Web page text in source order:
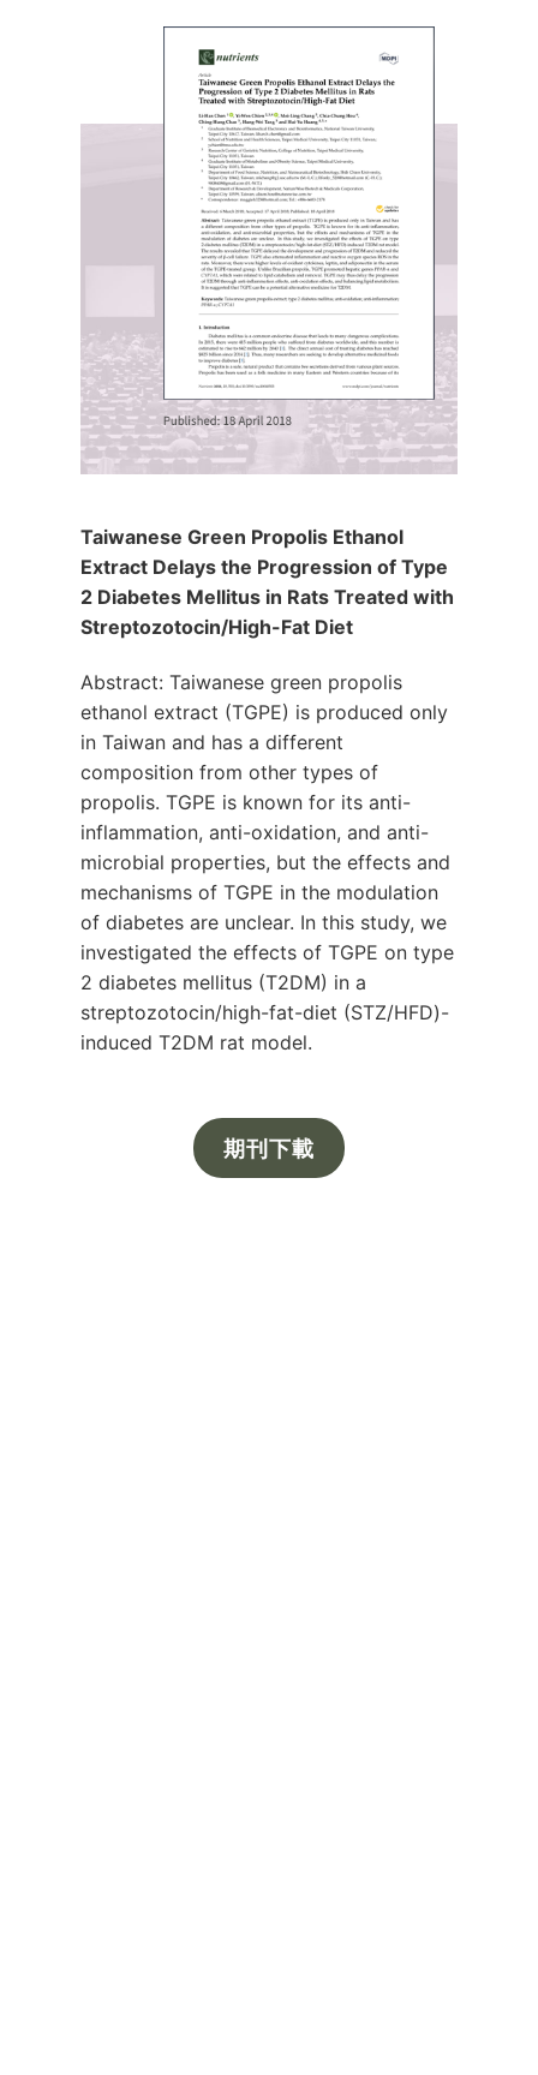
Taiwanese Green Propolis Ethanol
Extract Delays the Progression of Type
2 Diabetes Mellitus in Rats Treated with
Streptozotocin/High-Fat Diet
Abstract: Taiwanese green propolis
ethanol extract (TGPE) is produced only
in Taiwan and has a different
composition from other types of
propolis. TGPE is known for its anti-
inflammation, anti-oxidation, and anti-
microbial properties, but the effects and
mechanisms of TGPE in the modulation
of diabetes are unclear. In this study, we
investigated the effects of TGPE on type
2 diabetes mellitus (T2DM) in a
streptozotocin/high-fat-diet (STZ/HFD)-
induced T2DM rat model.
期刊下載